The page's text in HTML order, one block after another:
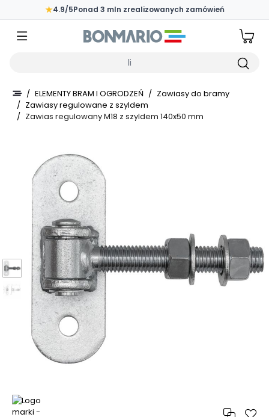
Przejdź do głównej zawartości strony
★4.9/5Ponad 3 mln zrealizowanych zamówień
/ ELEMENTY BRAM I OGRODZEŃ / Zawiasy do bramy
/ Zawiasy regulowane z szyldem
/ Zawias regulowany M18 z szyldem 140x50 mm